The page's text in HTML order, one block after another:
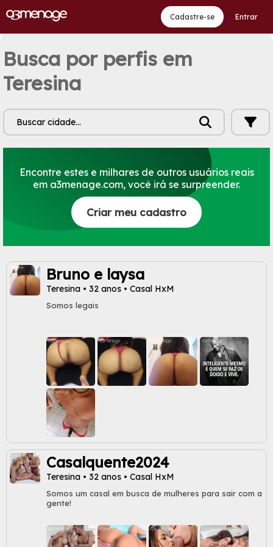
Cadastre-se Entrar
Busca por perfis em
Teresina
Buscar cidade...
Encontre estes e milhares de outros usuários reais
em a3menage.com, você irá se surpreender.
Criar meu cadastro
Bruno e laysa
Teresina • 32 anos • Casal HxM
Somos legais
Casalquente2024
Teresina • 32 anos • Casal HxM
Somos um casal em busca de mulheres para sair com a
gente!